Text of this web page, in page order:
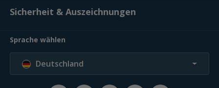
Sicherheit & Auszeichnungen
Sprache wählen
Deutschland